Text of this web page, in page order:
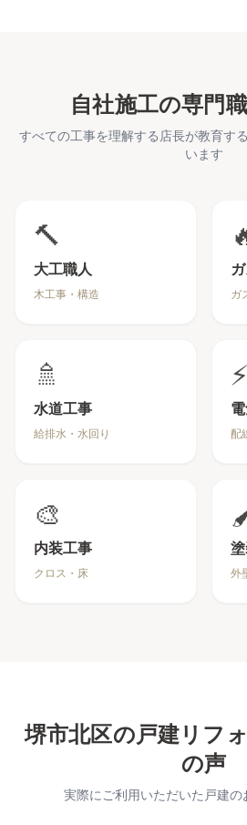
自社施工の専門
すべての工事を理解する店長が教育す
います
🔨
大工職人
木工事・構造
ガ
🚿
水道工事
給排水・水回り
⚡
配
🎨
内装工事
クロス・床
外
堺市北区の戸建リフ
の声
実際にご利用いただいた戸建の